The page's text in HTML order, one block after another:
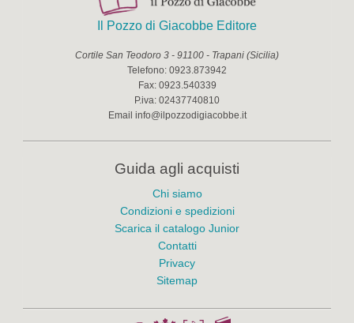
Il Pozzo di Giacobbe Editore
Cortile San Teodoro 3 - 91100 - Trapani (Sicilia)
Telefono: 0923.873942
Fax: 0923.540339
P.iva: 02437740810
Email info@ilpozzodigiacobbe.it
Guida agli acquisti
Chi siamo
Condizioni e spedizioni
Scarica il catalogo Junior
Contatti
Privacy
Sitemap